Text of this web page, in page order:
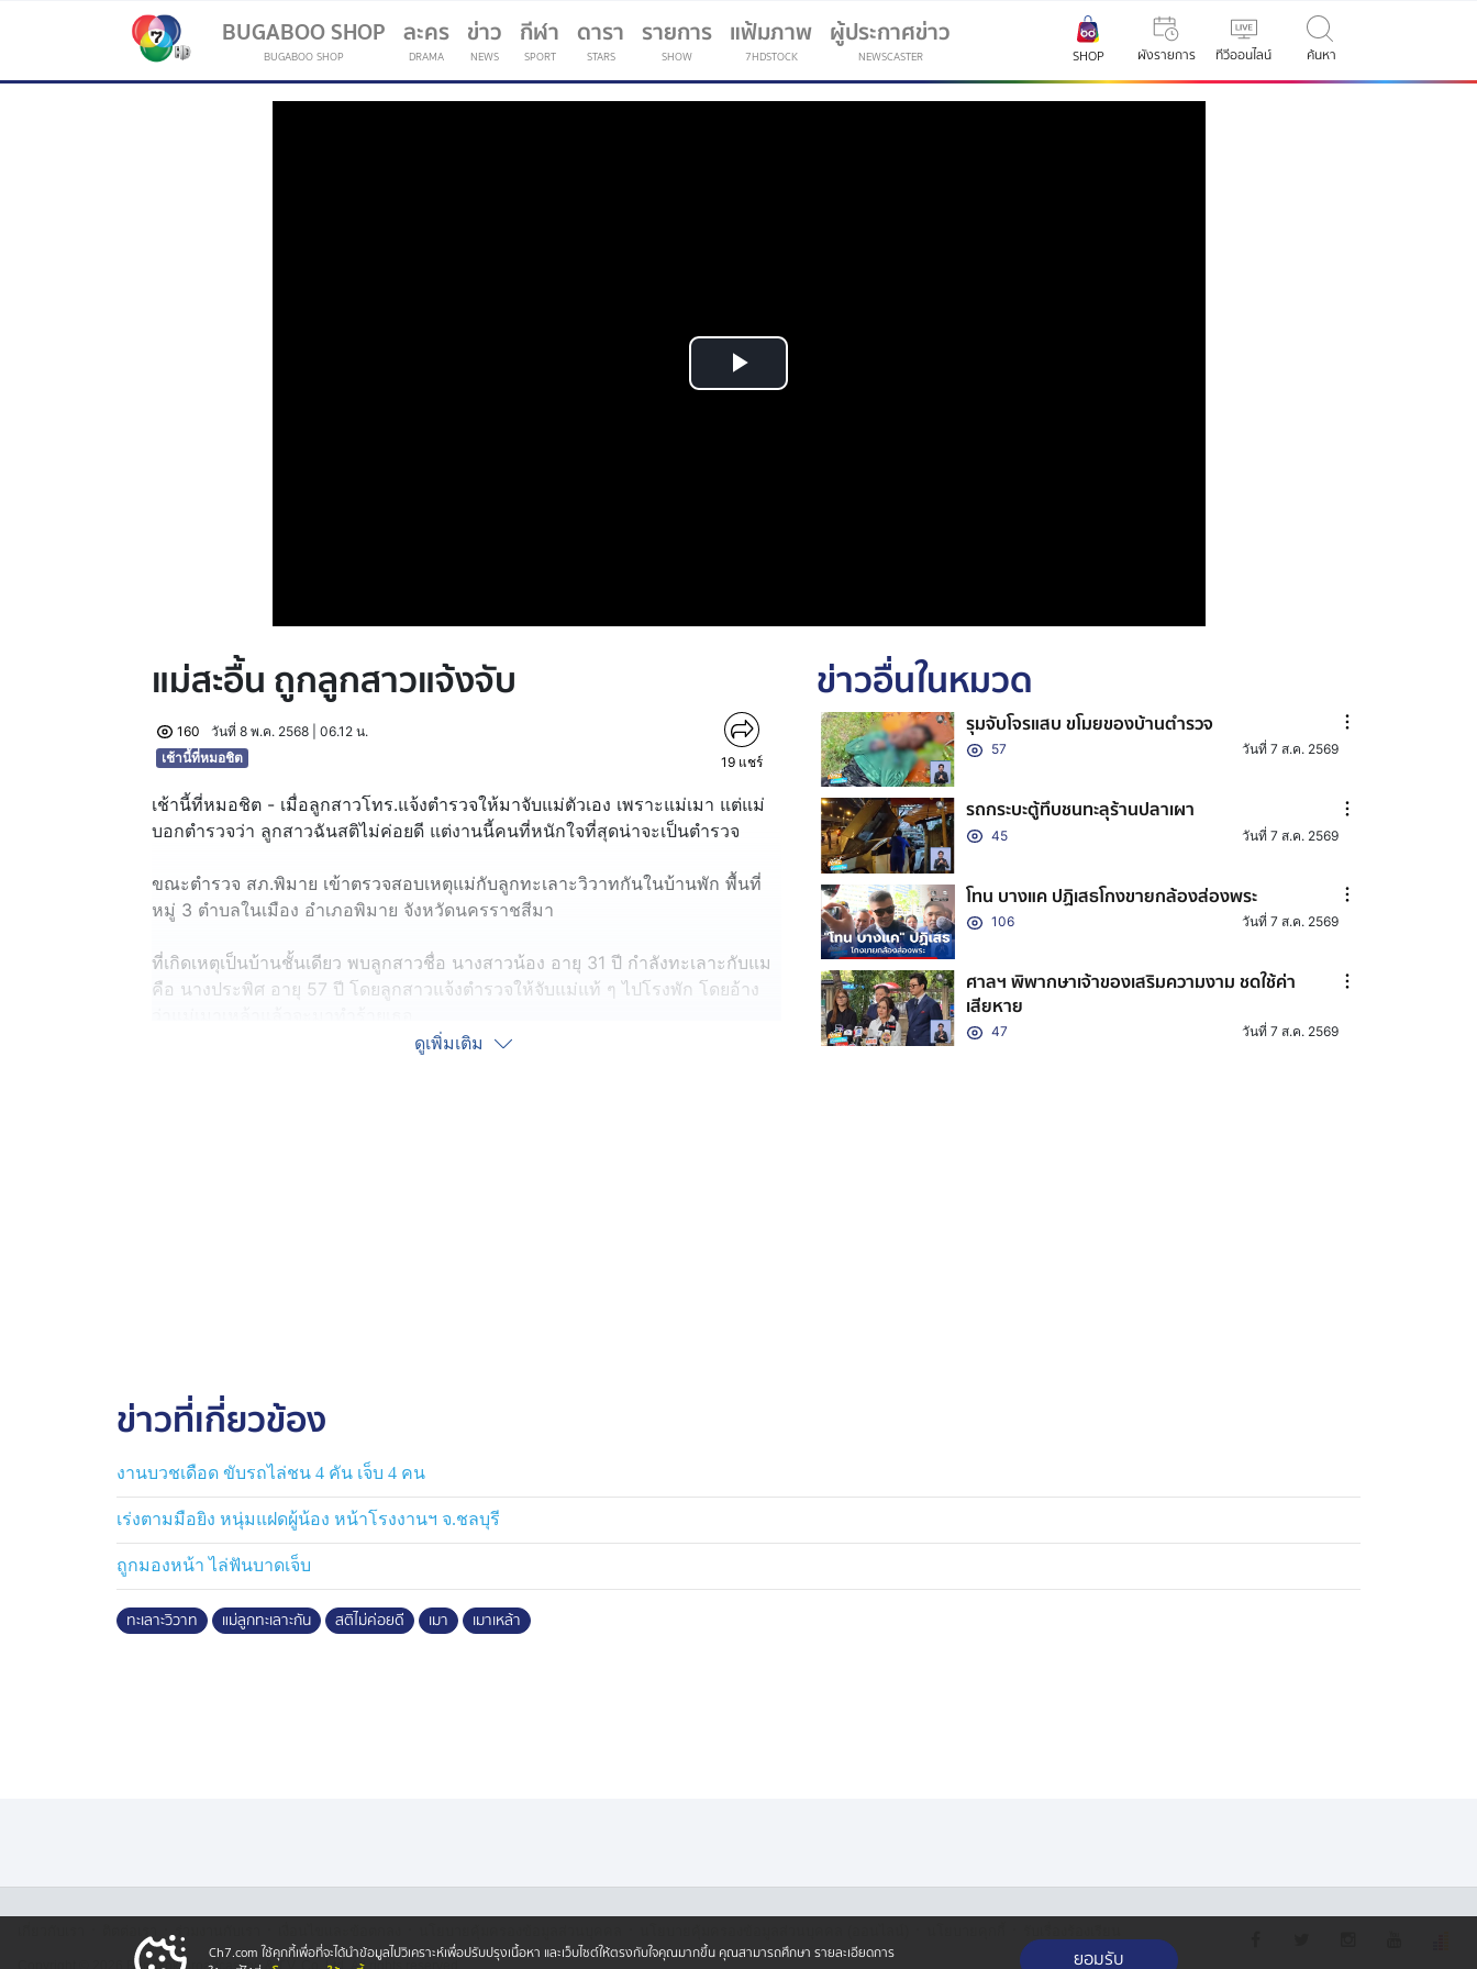
BUGABOO SHOP
BUGABOO SHOP
ละคร
DRAMA
ข่าว
NEWS
กีฬา
SPORT
(current)
ดารา
STARS
รายการ
SHOW
แฟ้มภาพ
7HDSTOCK
ผู้ประกาศข่าว
NEWSCASTER SHOP ผังรายการ ทีวีออนไลน์ ค้นหา
Play
แม่สะอื้น ถูกลูกสาวแจ้งจับ
160
วันที่ 8 พ.ค. 2568 | 06.12 น.
เช้านี้ที่หมอชิต
19 แชร์
เช้านี้ที่หมอชิต - เมื่อลูกสาวโทร.แจ้งตำรวจให้มาจับแม่ตัวเอง เพราะแม่เมา แต่แม่
บอกตำรวจว่า ลูกสาวฉันสติไม่ค่อยดี แต่งานนี้คนที่หนักใจที่สุดน่าจะเป็นตำรวจ
ขณะตำรวจ สภ.พิมาย เข้าตรวจสอบเหตุแม่กับลูกทะเลาะวิวาทกันในบ้านพัก พื้นที่
หมู่ 3 ตำบลในเมือง อำเภอพิมาย จังหวัดนครราชสีมา
ที่เกิดเหตุเป็นบ้านชั้นเดียว พบลูกสาวชื่อ นางสาวน้อง อายุ 31 ปี กำลังทะเลาะกับแม
่คือ นางประพิศ อายุ 57 ปี โดยลูกสาวแจ้งตำรวจให้จับแม่แท้ ๆ ไปโรงพัก โดยอ้าง
ดูเพิ่มเติม
ข่าวอื่นในหมวด
รุมจับโจรแสบ ขโมยของบ้านตำรวจ
57 วันที่ 7 ส.ค. 2569
รถกระบะตู้ทึบชนทะลุร้านปลาเผา
45 วันที่ 7 ส.ค. 2569
โทน บางแค ปฏิเสธโกงขายกล้องส่องพระ
106 วันที่ 7 ส.ค. 2569
ศาลฯ พิพากษาเจ้าของเสริมความงาม ชดใช้ค่า
เสียหาย
47 วันที่ 7 ส.ค. 2569
ข่าวที่เกี่ยวข้อง
งานบวชเดือด ขับรถไล่ชน 4 คัน เจ็บ 4 คน
เร่งตามมือยิง หนุ่มแฝดผู้น้อง หน้าโรงงานฯ จ.ชลบุรี
ถูกมองหน้า ไล่ฟันบาดเจ็บ
ทะเลาะวิวาท แม่ลูกทะเลาะกัน สติไม่ค่อยดี เมา เมาเหล้า
Copyright © 2026 Bangkok Broadcasting & T.V. Co.,Ltd. All rights reserved
Ch7.com ใช้คุกกี้เพื่อที่จะได้นำข้อมูลไปวิเคราะห์เพื่อปรับปรุงเนื้อหา และเว็บไซต์ให้ตรงกับใจคุณมากขึ้น คุณสามารถศึกษา รายละเอียดการ
ยอมรับ